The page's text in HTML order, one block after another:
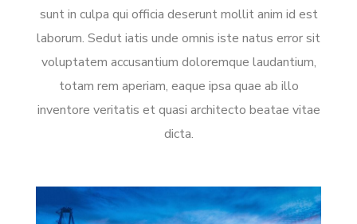
sunt in culpa qui officia deserunt mollit anim id est
laborum. Sedut iatis unde omnis iste natus error sit
voluptatem accusantium doloremque laudantium,
totam rem aperiam, eaque ipsa quae ab illo
inventore veritatis et quasi architecto beatae vitae
dicta.